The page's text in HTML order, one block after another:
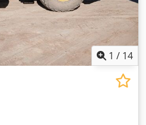
1 / 14